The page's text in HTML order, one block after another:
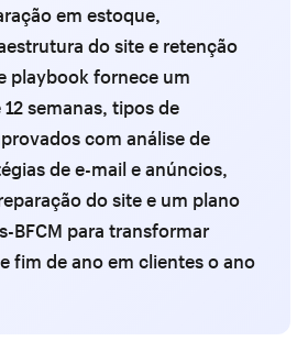
em estoque,
do site e retenção
playbook fornece um
semanas, tipos de
com análise de
de e-mail e anúncios,
do site e um plano
BFCM para transformar
fim de ano em clientes o ano